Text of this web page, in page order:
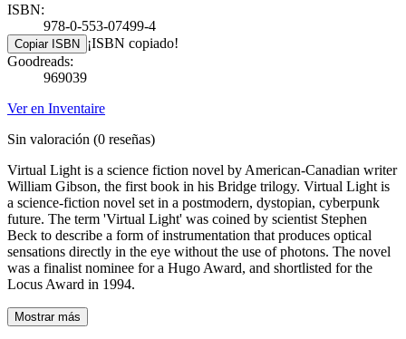
ISBN:
978-0-553-07499-4
Copiar ISBN ¡ISBN copiado!
Goodreads:
969039
Ver en Inventaire
Sin valoración (0 reseñas)
Virtual Light is a science fiction novel by American-Canadian writer
William Gibson, the first book in his Bridge trilogy. Virtual Light is
a science-fiction novel set in a postmodern, dystopian, cyberpunk
future. The term 'Virtual Light' was coined by scientist Stephen
Beck to describe a form of instrumentation that produces optical
sensations directly in the eye without the use of photons. The novel
was a finalist nominee for a Hugo Award, and shortlisted for the
Locus Award in 1994.
Mostrar más